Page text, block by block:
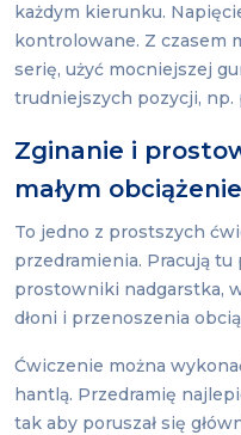
każdym kierunku.
kontrolowane. Z czasem
serię, użyć mocniejszej
trudniejszych pozycji, np.
Zginanie i
małym
To jedno z prostszych
przedramienia. Pracują
prostowniki nadgarstka,
dłoni i przenoszenia
Ćwiczenie można
hantlą. Przedramię
tak aby poruszał się